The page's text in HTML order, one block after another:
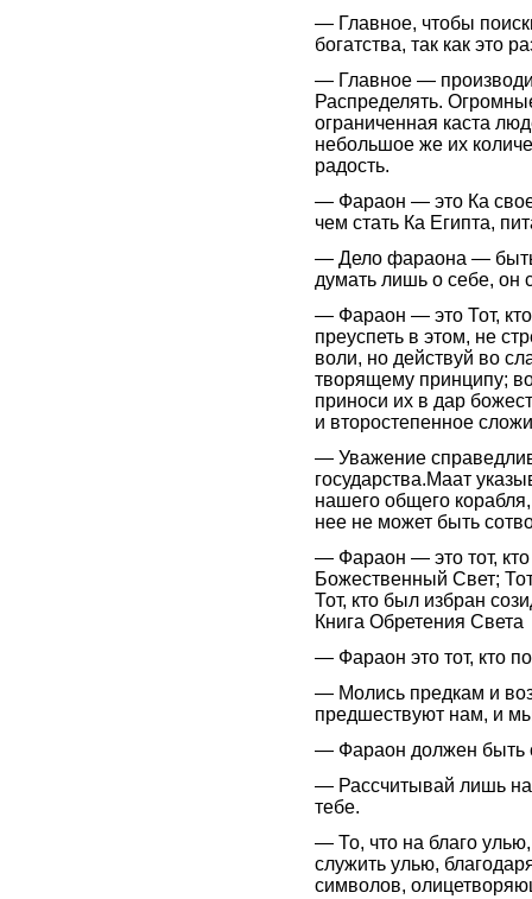
— Главное, чтобы
богатства, так как это
— Главное —
Распределять.
ограниченная каста
небольшое же их
радость.
— Фараон — это Ка
чем стать Ка Египта,
— Дело фараона — быть
думать лишь о себе, он
— Фараон — это Тот,
преуспеть в этом, не
воли, но действуй во
творящему принципу;
приноси их в дар
и второстепенное
— Уважение
государства.Маат
нашего общего
нее не может быть
— Фараон — это тот, кто
Божественный Свет;
Тот, кто был избран
Книга Обретения Света
— Фараон это тот, кто
— Молись предкам и
предшествуют нам, и
— Фараон должен быть
— Рассчитывай лишь на
тебе.
— То, что на благо
служить улью,
символов,